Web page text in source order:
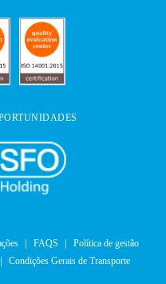
FAQS
Política de gestão
Condições Gerais de Transporte